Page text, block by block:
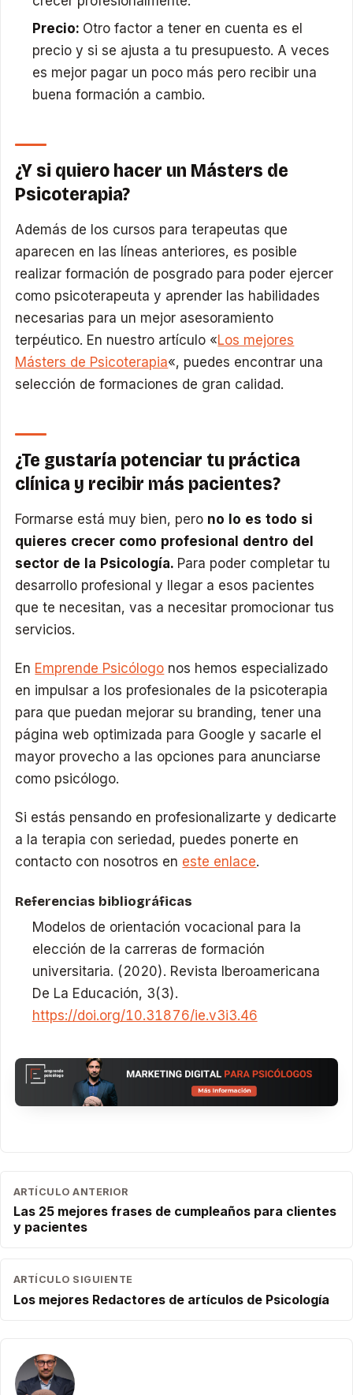
Precio:Otro factor a tener en cuenta es el
precio y si se ajusta a tu presupuesto. A veces
es mejor pagar un poco más pero recibir una
buena formación a cambio.
¿Y si quiero hacer un Másters de
Psicoterapia?
Además de los cursos para terapeutas que
aparecen en las líneas anteriores, es posible
realizar formación de posgrado para poder ejercer
como psicoterapeuta y aprender las habilidades
necesarias para un mejor asesoramiento
terpéutico. En nuestro artículo «Los mejores
Másters de Psicoterapia«, puedes encontrar una
selección de formaciones de gran calidad.
¿Te gustaría potenciar tu práctica
clínica y recibir más pacientes?
Formarse está muy bien, pero no lo es todo si
quieres crecer como profesional dentro del
sector de la Psicología. Para poder completar tu
desarrollo profesional y llegar a esos pacientes
que te necesitan, vas a necesitar promocionar tus
servicios.
En Emprende Psicólogo nos hemos especializado
en impulsar a los profesionales de la psicoterapia
para que puedan mejorar su branding, tener una
página web optimizada para Google y sacarle el
mayor provecho a las opciones para anunciarse
como psicólogo.
Si estás pensando en profesionalizarte y dedicarte
a la terapia con seriedad, puedes ponerte en
contacto con nosotros en este enlace.
Referencias bibliográficas
Modelos de orientación vocacional para la
elección de la carreras de formación
universitaria. (2020). Revista Iberoamericana
De La Educación, 3(3).
https://doi.org/10.31876/ie.v3i3.46
ARTÍCULO ANTERIOR
Las 25 mejores frases de cumpleaños para clientes
y pacientes
ARTÍCULO SIGUIENTE
Los mejores Redactores de artículos de Psicología